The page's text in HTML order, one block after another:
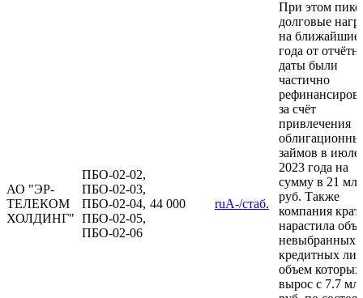
АО "ЭР-
ТЕЛЕКОМ
ХОЛДИНГ"
ПБО-02-02,
ПБО-02-03,
ПБО-02-04,
ПБО-02-05,
ПБО-02-06
44 000 ruA-/стаб.
При этом
долговые
на ближайшие
года от
даты были
частично
за счёт
привлечения
займов в июле
2023 года на
сумму в 21
руб. Также
компания
нарастила
невыбранных
кредитных
объем которых
вырос с 7.7